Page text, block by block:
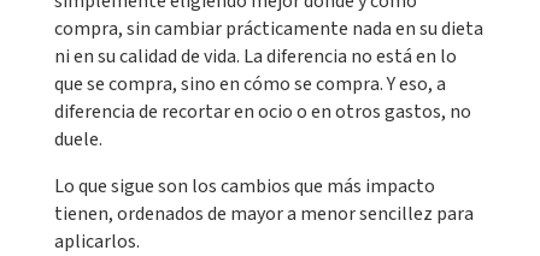
compra, sin cambiar prácticamente nada en su dieta
ni en su calidad de vida. La diferencia no está en lo
que se compra, sino en cómo se compra. Y eso, a
diferencia de recortar en ocio o en otros gastos, no
duele.
Lo que sigue son los cambios que más impacto
tienen, ordenados de mayor a menor sencillez para
aplicarlos.